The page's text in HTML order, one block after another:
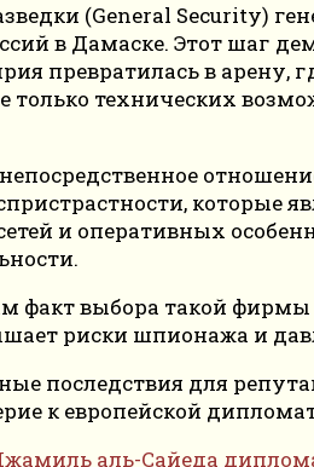
(General Security)
в Дамаске. Этот шаг
превратилась в арену,
только технических
и оперативных
факт выбора такой
риски шпионажа и
последствия для
к европейской
аль-Сайеда